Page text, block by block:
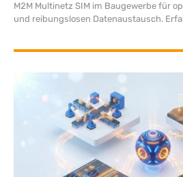
M2M Multinetz SIM im Baugewerbe für
und reibungslosen Datenaustausch.